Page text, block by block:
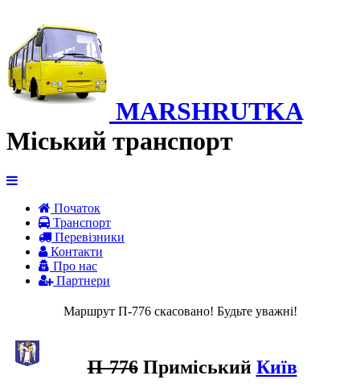
MARSHRUTKA
Міський транспорт
Початок
Транспорт
Перевiзники
Контакти
Про нас
Партнери
Маршрут П-776 скасовано! Будьте уважні!
П-776Приміський Київ